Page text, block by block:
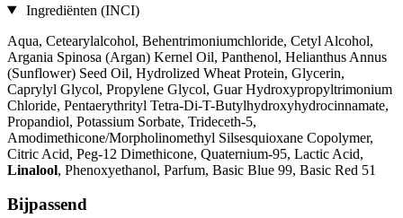
Ingrediënten (INCI)
Aqua, Cetearylalcohol, Behentrimoniumchloride, Cetyl Alcohol,
Argania Spinosa (Argan) Kernel Oil, Panthenol, Helianthus Annus
(Sunflower) Seed Oil, Hydrolized Wheat Protein, Glycerin,
Caprylyl Glycol, Propylene Glycol, Guar Hydroxypropyltrimonium
Chloride, Pentaerythrityl Tetra-Di-T-Butylhydroxyhydrocinnamate,
Propandiol, Potassium Sorbate, Trideceth-5,
Amodimethicone/Morpholinomethyl Silsesquioxane Copolymer,
Citric Acid, Peg-12 Dimethicone, Quaternium-95, Lactic Acid,
Linalool, Phenoxyethanol, Parfum, Basic Blue 99, Basic Red 51
Bijpassend